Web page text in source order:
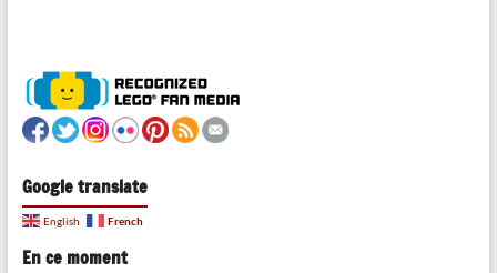
Google translate
English French
En ce moment